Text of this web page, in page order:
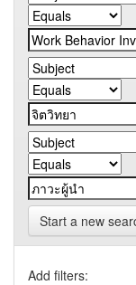
Start a new
Add filters: